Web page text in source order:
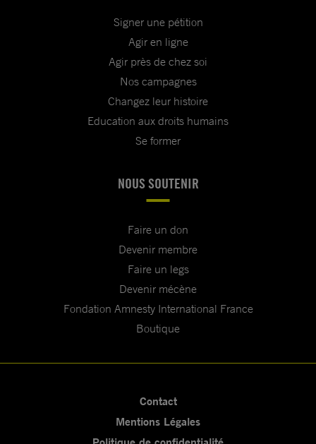
Signer une pétition
Agir en ligne
Agir près de chez soi
Nos campagnes
Changez leur histoire
Education aux droits humains
Se former
NOUS SOUTENIR
Faire un don
Devenir membre
Faire un legs
Devenir mécène
Fondation Amnesty International France
Boutique
Contact
Mentions Légales